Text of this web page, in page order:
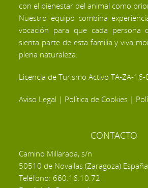
con el bienestar del animal como
Nuestro equipo combina
vocación para que cada persona
sienta parte de esta familia y viva
plena naturaleza.
Licencia de Turismo Activo TA-ZA-16-
Aviso Legal | Política de Cookies |
CONTACTO
Camino Millarada, s/n
50510 de Novallas (Zaragoza) España
Teléfono: 660.16.10.72